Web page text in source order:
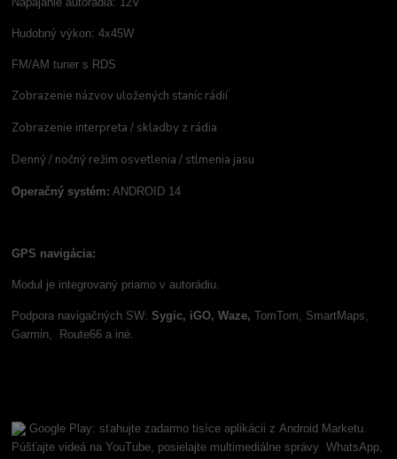
Hudobný výkon: 4x45W
FM/AM tuner s RDS
Zobrazenie názvov uložených staníc rádií
Zobrazenie interpreta / skladby z rádia
Denný / nočný režim osvetlenia / stlmenia jasu
Operačný systém: ANDROID 14
GPS navigácia:
Modul je integrovaný priamo v autorádiu.
Podpora navigačných SW:Sygic, iGO, Waze,TomTom, SmartMaps,
Garmin, Route66 a iné.
Google Play: sťahujte zadarmo tisíce aplikácii z Android Marketu.
Púšťajte videá na YouTube, posielajte multimediálne správy WhatsApp,